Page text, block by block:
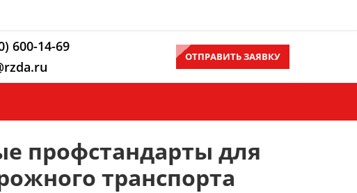
600-14-69
ОТПРАВИТЬ ЗАЯВКУ
профстандарты для
транспорта